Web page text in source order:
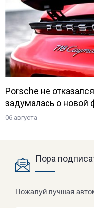
Porsche не
задумалась о новой
06 августа
Пора
Пожалуй лучшая